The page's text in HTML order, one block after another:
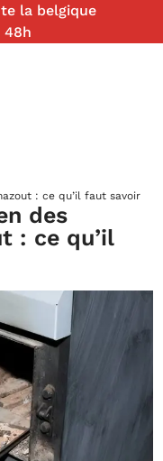
la belgique
48h
: ce qu’il faut savoir
des
: ce qu’il